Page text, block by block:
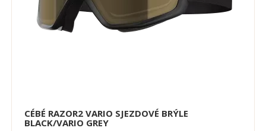
CÉBÉ RAZOR2 VARIO SJEZDOVÉ BRÝLE
BLACK/VARIO GREY